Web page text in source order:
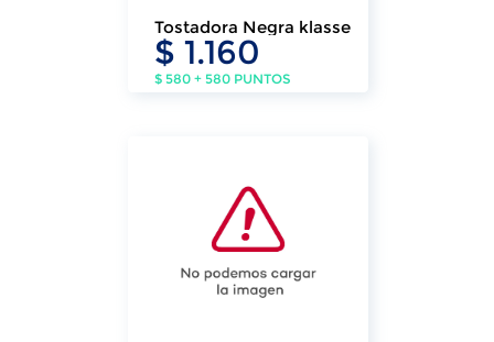
Tostadora Negra klasse
$ 1.160
$ 580 + 580 PUNTOS